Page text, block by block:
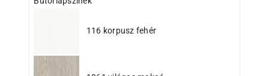
116 korpusz fehér